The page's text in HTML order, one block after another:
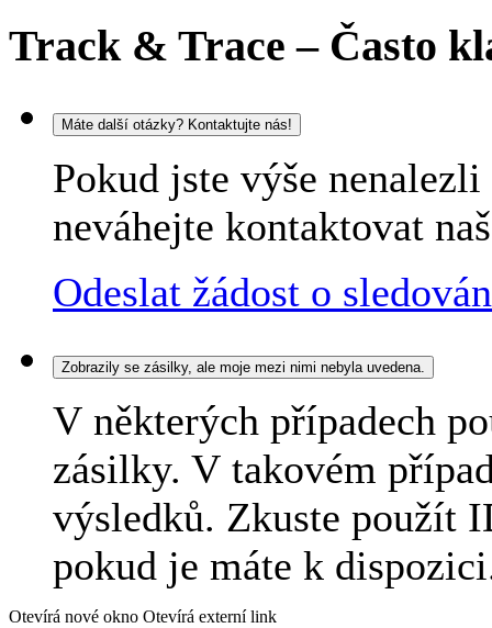
Track & Trace – Často
Máte další otázky? Kontaktujte nás!
Pokud jste výše
neváhejte kontaktovat
Odeslat žádost o
Zobrazily se zásilky, ale moje mezi nimi nebyla uvedena.
V některých případech
zásilky. V takovém
výsledků. Zkuste použít
pokud je máte k
Otevírá nové okno Otevírá externí link